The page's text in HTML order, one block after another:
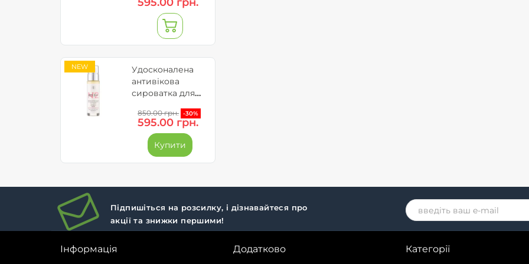
5GFs
595.00 грн.
NEW
Удосконалена
антивікова
сироватка для
5GFs
850.00 грн. -30%
595.00 грн.
Купити
Підпишіться на розсилку, і дізнавайтеся про
акції та знижки першими!
Інформація Додатково Категорії